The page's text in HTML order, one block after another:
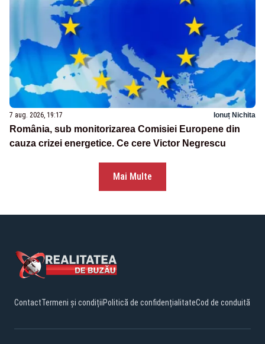
7 aug. 2026, 19:17 Ionuț Nichita
România, sub monitorizarea Comisiei Europene din
cauza crizei energetice. Ce cere Victor Negrescu
Mai Multe
ContactTermeni și condițiiPolitică de confidențialitateCod de conduită